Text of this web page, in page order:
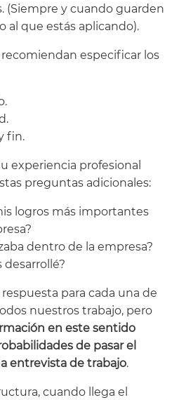
(Siempre y cuando guarden
al que estás aplicando).
especificar los
fin.
experiencia profesional
preguntas adicionales:
logros más importantes
dentro de la empresa?
desarrollé?
para cada una de
nuestros trabajo, pero
en este sentido
de pasar el
entrevista de trabajo.
cuando llega el